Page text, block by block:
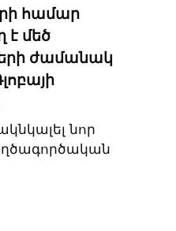
համար
է մեծ
ժամանակ
նոր